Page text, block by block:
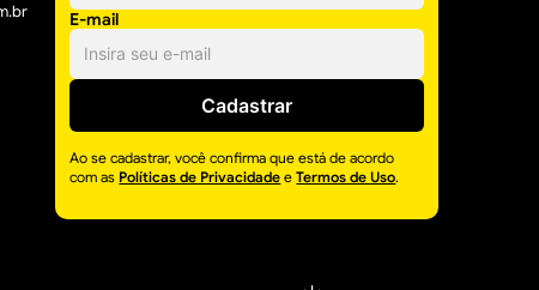
E-mail
Cadastrar
Ao se cadastrar, você confirma que está de acordo
com as Políticas de Privacidade e Termos de Uso.